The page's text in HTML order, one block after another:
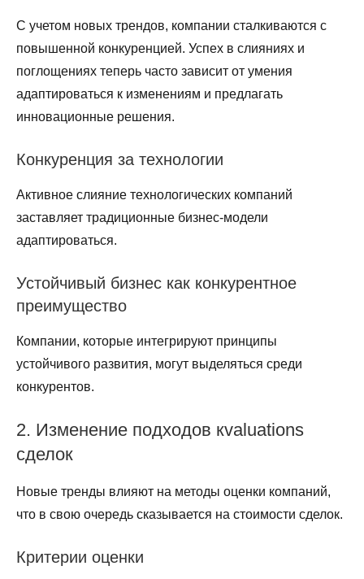
С учетом новых трендов, компании сталкиваются с
повышенной конкуренцией. Успех в слияниях и
поглощениях теперь часто зависит от умения
адаптироваться к изменениям и предлагать
инновационные решения.
Конкуренция за технологии
Активное слияние технологических компаний
заставляет традиционные бизнес-модели
адаптироваться.
Устойчивый бизнес как конкурентное
преимущество
Компании, которые интегрируют принципы
устойчивого развития, могут выделяться среди
конкурентов.
2. Изменение подходов кvaluations
сделок
Новые тренды влияют на методы оценки компаний,
что в свою очередь сказывается на стоимости сделок.
Критерии оценки